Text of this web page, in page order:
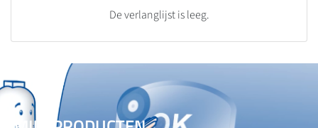
De verlanglijst is leeg.